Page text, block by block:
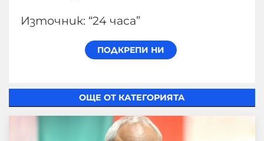
Източник: “24 часа”
ОЩЕ ОТ КАТЕГОРИЯТА